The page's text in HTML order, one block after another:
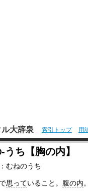
大辞泉 索引トップ 用
うち【胸の内】
むねのうち
で思っていること。 腹の内。